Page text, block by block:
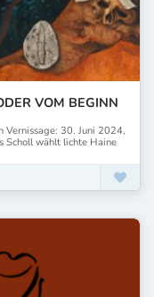
VOM BEGINN
Vernissage: 30. Juni 2024,
Scholl wählt lichte Haine